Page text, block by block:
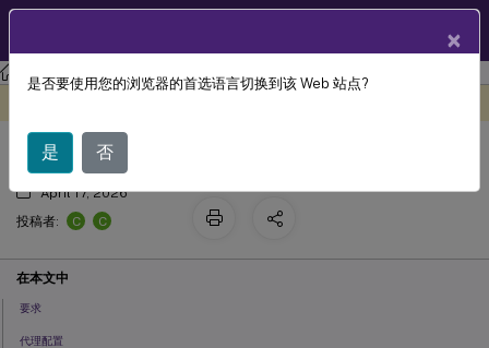
Linux 虚拟投递代理 Linux Virtual Delivery Agent 2411
Rendezvous V2
April 17, 2026
投稿者:
C C
在本文中
要求
代理配置
×
是否要使用您的浏览器的首选语言切换到该 Web 站点?
是 否